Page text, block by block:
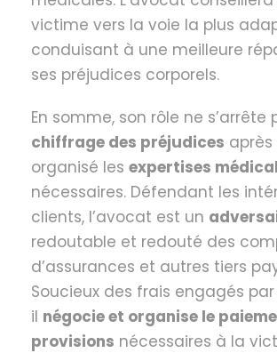
victime vers la voie la plus
conduisant à une meilleure
ses préjudices corporels.
En somme, son rôle ne s’arrête
chiffrage des préjudices
organisé les expertises
nécessaires. Défendant les
clients, l’avocat est un
redoutable et redouté des
d’assurances et autres tiers
Soucieux des frais engagés
il négocie et organise le
provisions nécessaires à la